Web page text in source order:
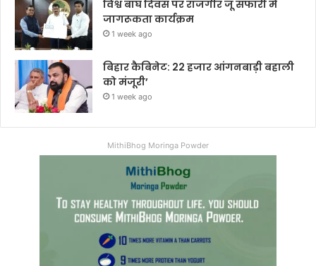
विश्व बाघ दिवस पर राजगीर जू सफारी में
जागरूकता कार्यक्रम
1 week ago
बिहार कैबिनेट: 22 हजार आंगनबाड़ी बहाली
को मंजूरी’
1 week ago
MithiBhog Moringa Powder